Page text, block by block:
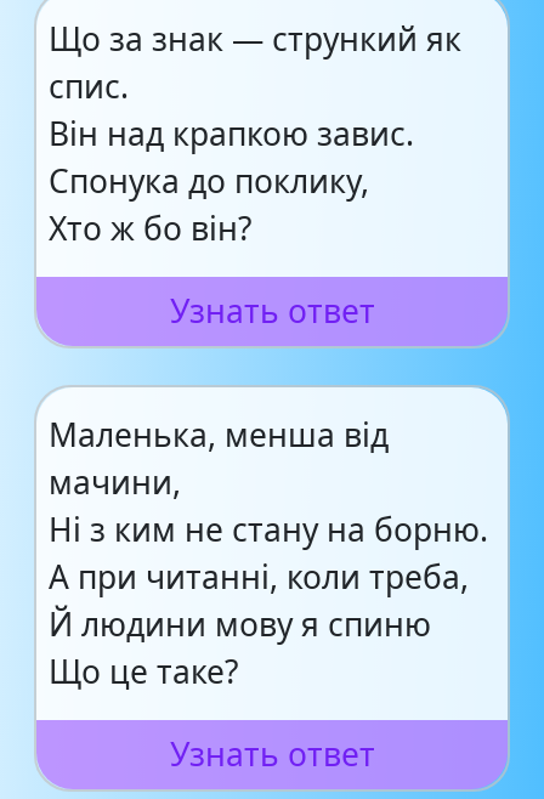
Що за знак — стрункий як
спис.
Він над крапкою завис.
Спонука до поклику,
Хто ж бо він?
Узнать ответ
Маленька, менша від
мачини,
Ні з ким не стану на борню.
А при читанні, коли треба,
Й людини мову я спиню
Що це таке?
Узнать ответ